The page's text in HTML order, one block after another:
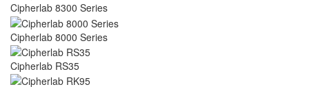
Cipherlab 8300 Series
Cipherlab 8000 Series
Cipherlab RS35